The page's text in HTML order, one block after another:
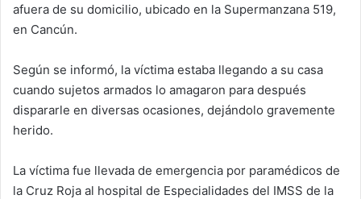
afuera de su domicilio, ubicado en la Supermanzana 519,
en Cancún.
Según se informó, la víctima estaba llegando a su casa
cuando sujetos armados lo amagaron para después
dispararle en diversas ocasiones, dejándolo gravemente
herido.
La víctima fue llevada de emergencia por paramédicos de
la Cruz Roja al hospital de Especialidades del IMSS de la